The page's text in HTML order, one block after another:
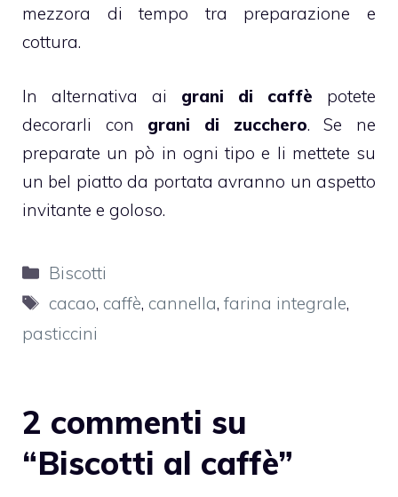
mezzora di tempo tra preparazione e
cottura.
In alternativa ai grani di caffè potete
decorarli con grani di zucchero. Se ne
preparate un pò in ogni tipo e li mettete su
un bel piatto da portata avranno un aspetto
invitante e goloso.
Categorie
Biscotti
Tag
cacao, caffè, cannella,farina integrale,
pasticcini
2 commenti su
“Biscotti al caffè”